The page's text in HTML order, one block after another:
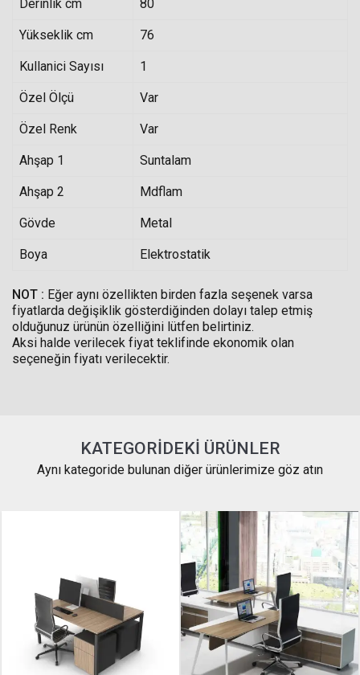
Derinlik cm 80
Yükseklik cm 76
Kullanici Sayısı 1
Özel Ölçü Var
Özel Renk Var
Ahşap 1 Suntalam
Ahşap 2 Mdflam
Gövde Metal
Boya Elektrostatik
NOT : Eğer aynı özellikten birden fazla seşenek varsa
fiyatlarda değişiklik gösterdiğinden dolayı talep etmiş
olduğunuz ürünün özelliğini lütfen belirtiniz.
Aksi halde verilecek fiyat teklifinde ekonomik olan
seçeneğin fiyatı verilecektir.
KATEGORIDEKI ÜRÜNLER
Aynı kategoride bulunan diğer ürünlerimize göz atın